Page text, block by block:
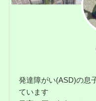
発達障がい(ASD)の息
ています